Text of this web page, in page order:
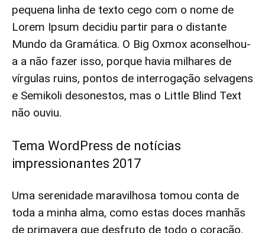
pequena linha de texto cego com o nome de
Lorem Ipsum decidiu partir para o distante
Mundo da Gramática. O Big Oxmox aconselhou-
a a não fazer isso, porque havia milhares de
vírgulas ruins, pontos de interrogação selvagens
e Semikoli desonestos, mas o Little Blind Text
não ouviu.
Tema WordPress de notícias
impressionantes 2017
Uma serenidade maravilhosa tomou conta de
toda a minha alma, como estas doces manhãs
de primavera que desfruto de todo o coração.